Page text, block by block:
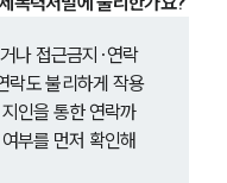
나 접근금지·연락
락도 불리하게 작용
인을 통한 연락까
부를 먼저 확인해